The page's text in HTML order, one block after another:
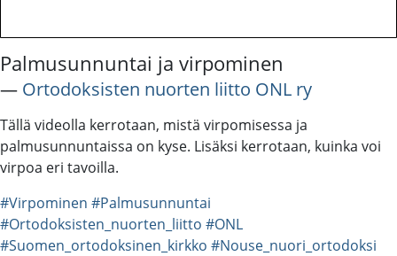
Palmusunnuntai ja virpominen
― Ortodoksisten nuorten liitto ONL ry
Tällä videolla kerrotaan, mistä virpomisessa ja
palmusunnuntaissa on kyse. Lisäksi kerrotaan, kuinka voi
virpoa eri tavoilla.
#Virpominen #Palmusunnuntai
#Ortodoksisten_nuorten_liitto #ONL
#Suomen_ortodoksinen_kirkko #Nouse_nuori_ortodoksi